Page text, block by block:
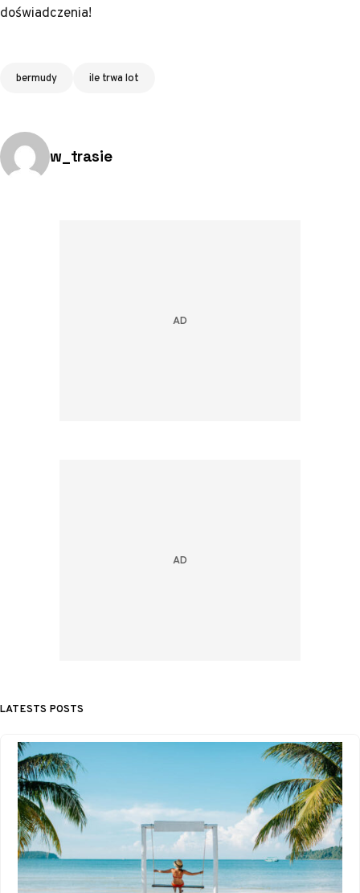
doświadczenia!
Tagi
bermudy ile trwa lot
Opublikowano przez:
w_trasie
LATESTS POSTS